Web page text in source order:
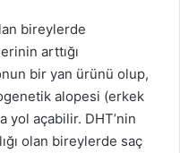
bireylerde
arttığı
bir yan ürünü olup,
alopesi (erkek
açabilir. DHT’nin
olan bireylerde saç